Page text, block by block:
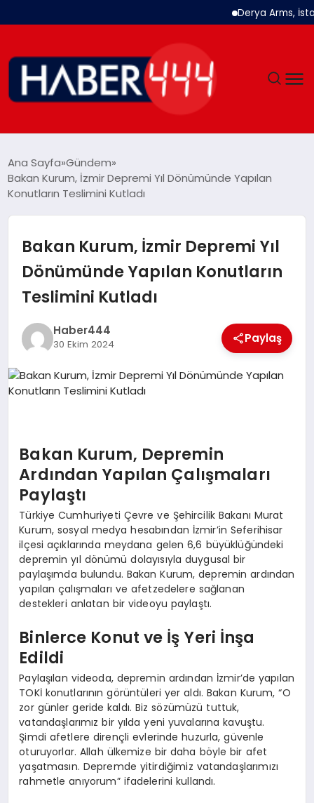
Derya Arms,
SIYASET
SPOR
TEKNOLOJI
MAGAZIN
Ana Sayfa Gündem
Bakan Kurum, İzmir Depremi Yıl Dönümünde Yapılan
Konutların Teslimini Kutladı
Bakan Kurum, İzmir Depremi Yıl
Dönümünde Yapılan Konutların
Teslimini Kutladı
Haber444
30 Ekim 2024 Paylaş
Bakan Kurum, Depremin
Ardından Yapılan Çalışmaları
Paylaştı
Türkiye Cumhuriyeti Çevre ve Şehircilik Bakanı Murat
Kurum, sosyal medya hesabından İzmir’in Seferihisar
ilçesi açıklarında meydana gelen 6,6 büyüklüğündeki
depremin yıl dönümü dolayısıyla duygusal bir
paylaşımda bulundu. Bakan Kurum, depremin ardından
yapılan çalışmaları ve afetzedelere sağlanan
destekleri anlatan bir videoyu paylaştı.
Binlerce Konut ve İş Yeri İnşa
Edildi
Paylaşılan videoda, depremin ardından İzmir’de yapılan
TOKİ konutlarının görüntüleri yer aldı. Bakan Kurum, “O
zor günler geride kaldı. Biz sözümüzü tuttuk,
vatandaşlarımız bir yılda yeni yuvalarına kavuştu.
Şimdi afetlere dirençli evlerinde huzurla, güvenle
oturuyorlar. Allah ülkemize bir daha böyle bir afet
yaşatmasın. Depremde yitirdiğimiz vatandaşlarımızı
rahmetle anıyorum” ifadelerini kullandı.